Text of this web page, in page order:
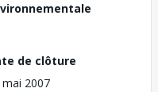
de clôture
2007